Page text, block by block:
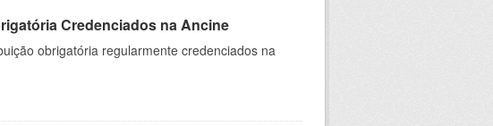
Credenciados na Ancine
obrigatória regularmente credenciados na